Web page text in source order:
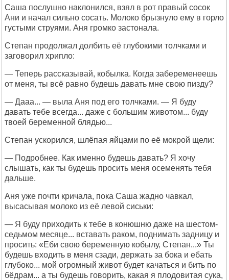
Саша послушно наклонился, взял в рот правый сосок
Ани и начал сильно сосать. Молоко брызнуло ему в горло
густыми струями. Аня громко застонала.
Степан продолжал долбить её глубокими толчками и
заговорил хрипло:
— Теперь рассказывай, кобылка. Когда забеременеешь
от меня, ты всё равно будешь давать мне свою пизду?
— Дааа... — выла Аня под его толчками. — Я буду
давать тебе всегда... даже с большим животом... буду
твоей беременной блядью...
Степан ускорился, шлёпая яйцами по её мокрой щели:
— Подробнее. Как именно будешь давать? Я хочу
слышать, как ты будешь просить меня осеменять тебя
дальше.
Аня уже почти кричала, пока Саша жадно чавкал,
высасывая молоко из её левой сиськи:
— Я буду приходить к тебе в конюшню даже на шестом-
седьмом месяце... вставать раком, поднимать задницу и
просить: «Еби свою беременную кобылу, Степан...» Ты
будешь входить в меня сзади, держать за бока и ебать
глубоко... мой огромный живот будет качаться и бить по
бёдрам... а ты будешь говорить, какая я плодовитая сука,